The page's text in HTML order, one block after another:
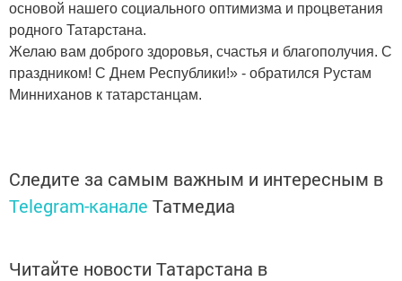
основой нашего социального оптимизма и процветания
родного Татарстана.
Желаю вам доброго здоровья, счастья и благополучия. С
праздником! С Днем Республики!» - обратился Рустам
Минниханов к татарстанцам.
Следите за самым важным и интересным в
Telegram-канале Татмедиа
Читайте новости Татарстана в